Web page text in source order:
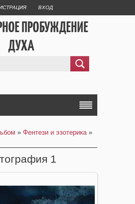
ВХОД
ПРОБУЖДЕНИЕ
ДУХА
» Фентези и эзотерика»
1